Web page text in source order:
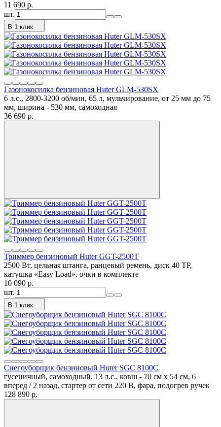
11 690 p.
шт.
В 1 клик
Газонокосилка бензиновая Huter GLM-530SX
6 л.с., 2800-3200 об/мин, 65 л, мульчирование, от 25 мм до 75
мм, ширина - 530 мм, самоходная
36 690 p.
Триммер бензиновый Huter GGT-2500T
2500 Вт, цельная штанга, ранцевый ремень, диск 40 ТР,
катушка «Easy Load», очки в комплекте
10 090 p.
шт.
В 1 клик
Снегоуборщик бензиновый Huter SGC 8100C
гусеничный, самоходный, 13 л.с., ковш - 70 см x 54 см, 6
вперед / 2 назад, стартер от сети 220 В, фара, подогрев ручек
128 890 p.